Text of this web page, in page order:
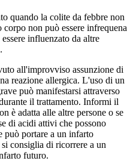
quando la colite da febbre non
non può essere infrequena
influenzato da altre
all'improvviso assunzione di
reazione allergica. L'uso di un
può manifestarsi attraverso
il trattamento. Informi il
è adatta alle altre persone o se
di acidi attivi che possono
può portare a un infarto
consiglia di ricorrere a un
futuro.